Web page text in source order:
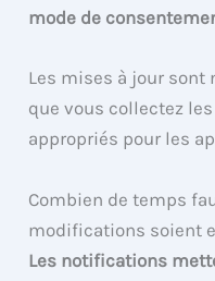
mode de
Les mises à jour sont
que vous collectez
appropriés pour les
Combien de temps
modifications soient
Les notifications